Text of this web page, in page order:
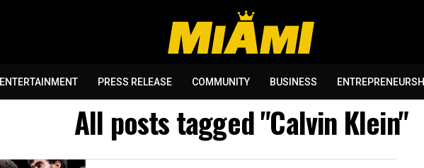
ENTERTAINMENT PRESS RELEASE COMMUNITY BUSINESS
All posts tagged "Calvin Klein"